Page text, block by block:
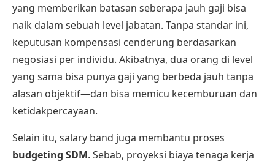
yang memberikan batasan seberapa jauh gaji bisa
naik dalam sebuah level jabatan. Tanpa standar ini,
keputusan kompensasi cenderung berdasarkan
negosiasi per individu. Akibatnya, dua orang di level
yang sama bisa punya gaji yang berbeda jauh tanpa
alasan objektif—dan bisa memicu kecemburuan dan
ketidakpercayaan.
Selain itu, salary band juga membantu proses
budgeting SDM. Sebab, proyeksi biaya tenaga kerja